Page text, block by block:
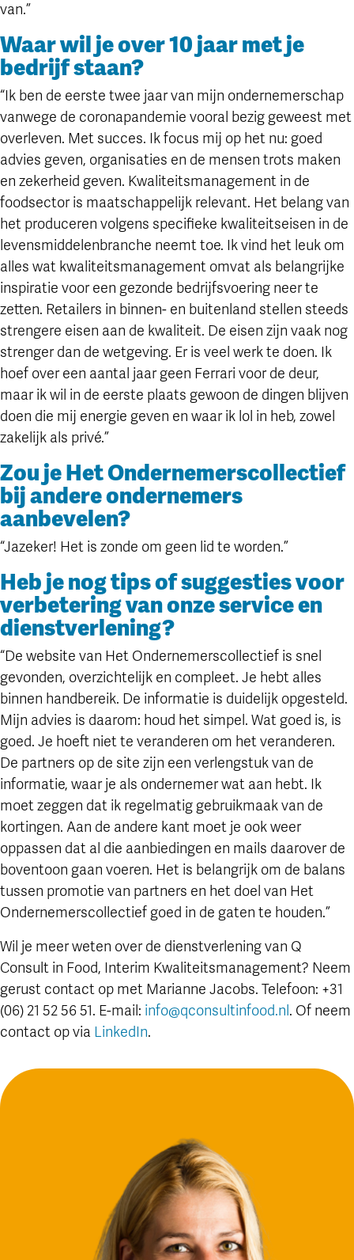
van.”
Waar wil je over 10 jaar met je
bedrijf staan?
“Ik ben de eerste twee jaar van mijn ondernemerschap
vanwege de coronapandemie vooral bezig geweest met
overleven. Met succes. Ik focus mij op het nu: goed
advies geven, organisaties en de mensen trots maken
en zekerheid geven. Kwaliteitsmanagement in de
foodsector is maatschappelijk relevant. Het belang van
het produceren volgens specifieke kwaliteitseisen in de
levensmiddelenbranche neemt toe. Ik vind het leuk om
alles wat kwaliteitsmanagement omvat als belangrijke
inspiratie voor een gezonde bedrijfsvoering neer te
zetten. Retailers in binnen- en buitenland stellen steeds
strengere eisen aan de kwaliteit. De eisen zijn vaak nog
strenger dan de wetgeving. Er is veel werk te doen. Ik
hoef over een aantal jaar geen Ferrari voor de deur,
maar ik wil in de eerste plaats gewoon de dingen blijven
doen die mij energie geven en waar ik lol in heb, zowel
zakelijk als privé.”
Zou je Het Ondernemerscollectief
bij andere ondernemers
aanbevelen?
“Jazeker! Het is zonde om geen lid te worden.”
Heb je nog tips of suggesties voor
verbetering van onze service en
dienstverlening?
“De website van Het Ondernemerscollectief is snel
gevonden, overzichtelijk en compleet. Je hebt alles
binnen handbereik. De informatie is duidelijk opgesteld.
Mijn advies is daarom: houd het simpel. Wat goed is, is
goed. Je hoeft niet te veranderen om het veranderen.
De partners op de site zijn een verlengstuk van de
informatie, waar je als ondernemer wat aan hebt. Ik
moet zeggen dat ik regelmatig gebruikmaak van de
kortingen. Aan de andere kant moet je ook weer
oppassen dat al die aanbiedingen en mails daarover de
boventoon gaan voeren. Het is belangrijk om de balans
tussen promotie van partners en het doel van Het
Ondernemerscollectief goed in de gaten te houden.”
Wil je meer weten over de dienstverlening van Q
Consult in Food, Interim Kwaliteitsmanagement? Neem
gerust contact op met Marianne Jacobs. Telefoon: +31
(06) 21 52 56 51. E-mail: info@qconsultinfood.nl . Of neem
contact op via LinkedIn.